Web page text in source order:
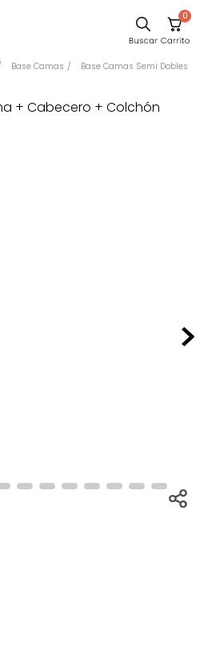
0
Base Camas Base Camas Semi Dobles
+ Cabecero + Colchón